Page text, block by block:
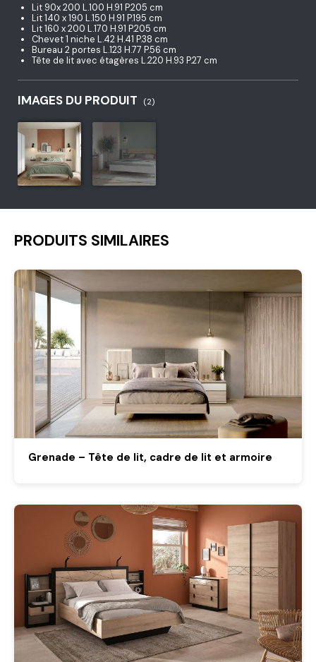
Lit 90x 200 L.100 H.91 P.205 cm
Lit 140 x 190 L.150 H.91 P.195 cm
Lit 160 x 200 L.170 H.91 P.205 cm
Chevet 1 niche L.42 H.41 P.38 cm
Bureau 2 portes L.123 H.77 P.56 cm
Tête de lit avec étagères L.220 H.93 P.27 cm
IMAGES DU PRODUIT (2)
PRODUITS SIMILAIRES
Grenade – Tête de lit, cadre de lit et armoire